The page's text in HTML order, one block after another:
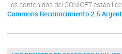
Los contenidos del CONICET están
Commons Reconocimiento 2.5